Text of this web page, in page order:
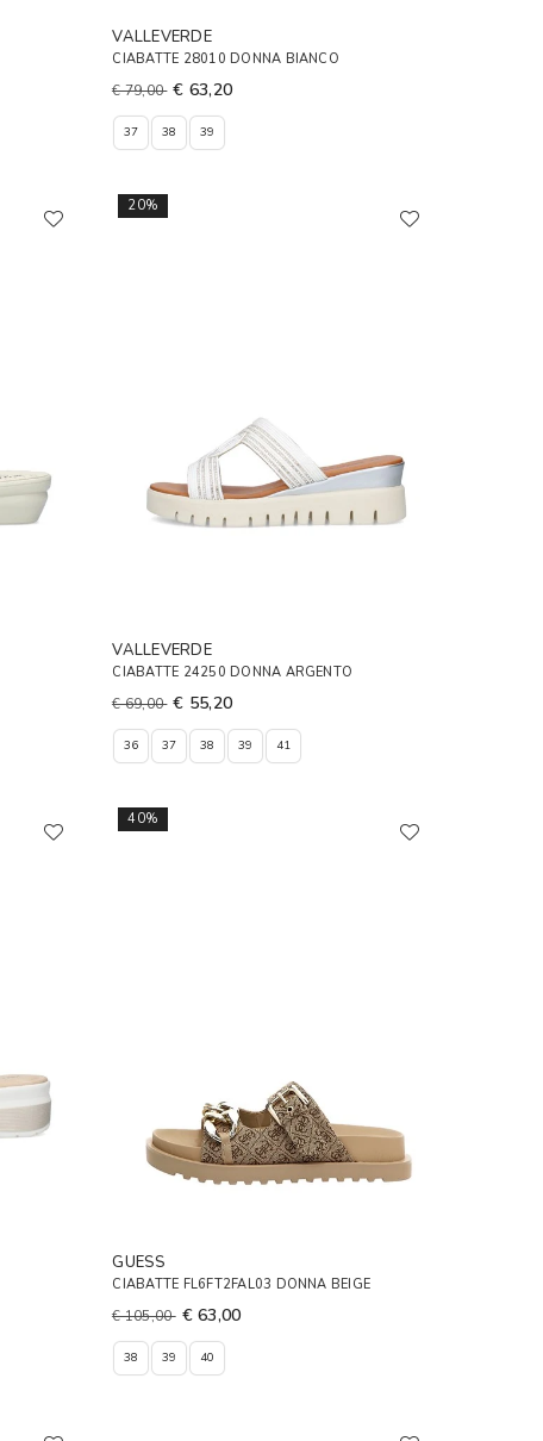
VALLEVERDE
CIABATTE 28010 DONNA BIANCO
€ 79,00 € 63,20
37 38 39
20%
VALLEVERDE
CIABATTE 24250 DONNA ARGENTO
€ 69,00 € 55,20
36 37 38 39 41
40%
GUESS
CIABATTE FL6FT2FAL03 DONNA BEIGE
€ 105,00 € 63,00
38 39 40